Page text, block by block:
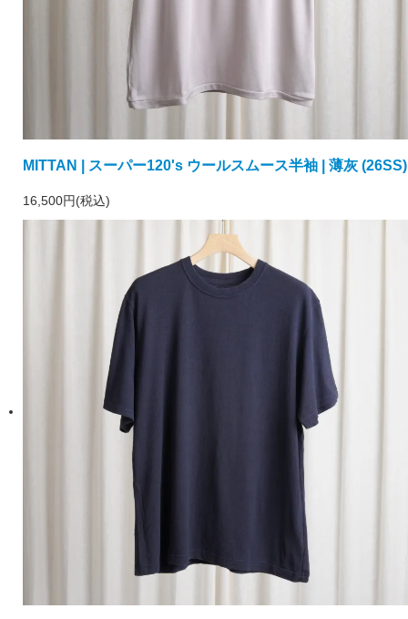
MITTAN | スーパー120's ウールスムース半袖 | 薄灰 (26SS)
16,500円(税込)